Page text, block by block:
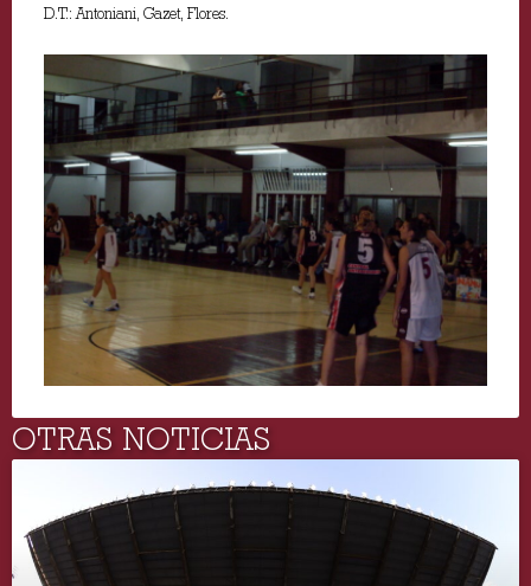
D.T.: Antoniani, Gazet, Flores.
OTRAS NOTICIAS